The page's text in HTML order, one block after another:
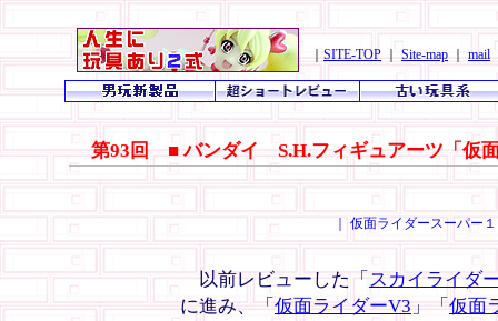
SITE-TOP Site-map mail
第93回 ■ バンダイ S.H.フィギュアーツ「仮
｜ 仮面ライダースーパー
以前レビューした「スカイライダ
に進み、「仮面ライダーV3」「仮面